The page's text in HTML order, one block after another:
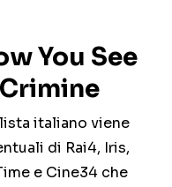
You See
italiano viene
di Rai4, Iris,
e Cine34 che